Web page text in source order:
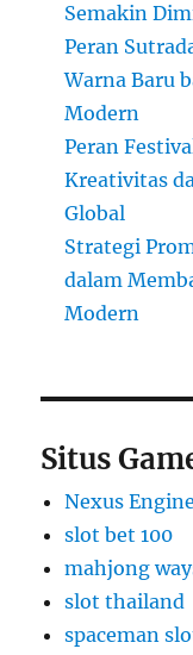
Semakin
Peran
Warna Baru
Modern
Peran
Kreativitas
Global
Strategi
dalam
Modern
Situs
Nexus
slot bet 100
mahjong
slot thailand
spaceman